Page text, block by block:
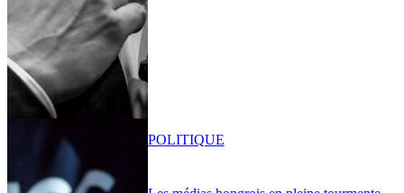
POLITIQUE